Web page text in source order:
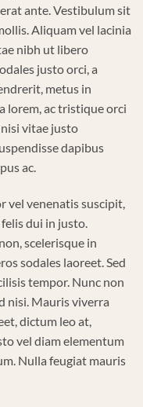
ante. Vestibulum sit
Aliquam vel lacinia
nibh ut libero
justo orci, a
metus in
lorem, ac tristique orci
vitae justo
dapibus
ac.
vel venenatis suscipit,
dui in justo.
scelerisque in
sodales laoreet. Sed
tempor. Nunc non
nisi. Mauris viverra
dictum leo at,
vel diam elementum
Nulla feugiat mauris